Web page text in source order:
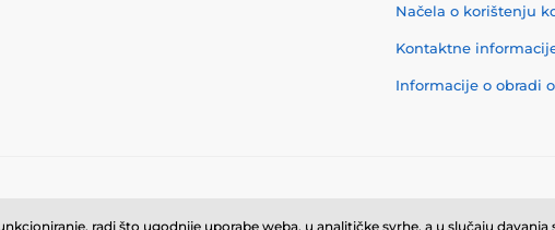
Načela o korištenju
Kontaktne
Informacije o obradi
radi što ugodnije uporabe weba, u analitičke svrhe, a u slučaju